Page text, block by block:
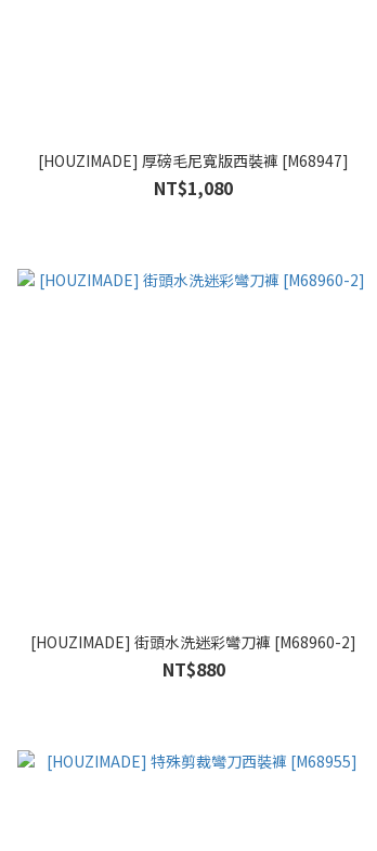
[HOUZIMADE] 厚磅毛尼寬版西裝褲 [M68947]
NT$1,080
[HOUZIMADE] 街頭水洗迷彩彎刀褲 [M68960-2]
NT$880